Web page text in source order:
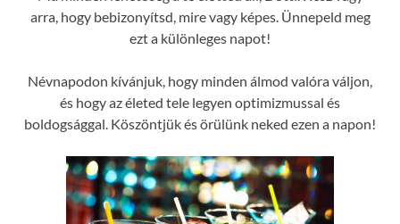
arra, hogy bebizonyítsd, mire vagy képes. Ünnepeld meg
ezt a különleges napot!
Névnapodon kívánjuk, hogy minden álmod valóra váljon,
és hogy az életed tele legyen optimizmussal és
boldogsággal. Köszöntjük és örülünk neked ezen a napon!